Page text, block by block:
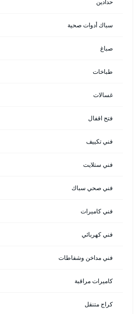
حدادين
سباك أدوات صحية
صباغ
طباخات
غسالات
فتح اقفال
فني تكييف
فني ستلايت
فني صحي سباك
فني كاميرات
فني كهربائي
فني مداخن وشفاطات
كاميرات مراقبة
كراج متنقل